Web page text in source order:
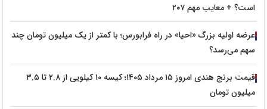
است؟ + معایب مهم ۲۰۷
عرضه اولیه بزرگ «احیا» در راه فرابورس؛ با کمتر از یک میلیون تومان چند
سهم می‌رسد؟
قیمت برنج هندی امروز ۱۵ مرداد ۱۴۰۵؛ کیسه ۱۰ کیلویی از ۲.۸ تا ۳.۵
میلیون تومان